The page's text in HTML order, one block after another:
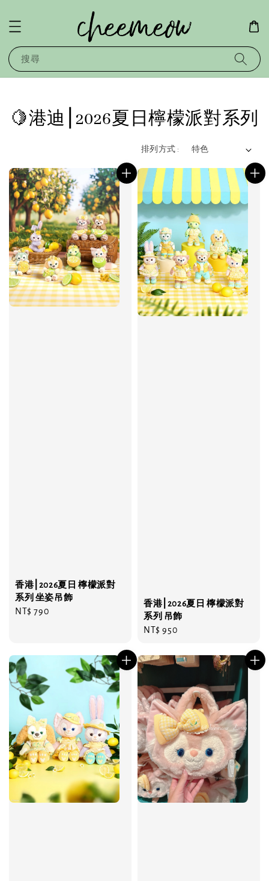
搜尋
🍋港迪⎮2026夏日檸檬派對系列
排列方式 :
香港⎮2026夏日 檸檬派對
系列 坐姿吊飾
Regular
NT$ 790
香港⎮2026夏日 檸檬派對
系列 吊飾
Regular
NT$ 950